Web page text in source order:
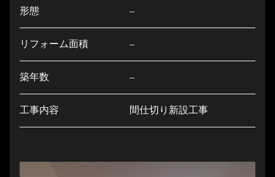
形態 –
リフォーム面積 –
築年数 –
工事内容 間仕切り新設工事